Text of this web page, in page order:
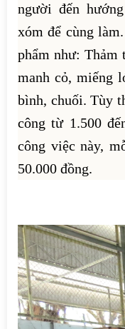
người đến
xóm để cùng
phẩm như: Thảm
manh cỏ, miếng
bình, chuối. Tùy
công từ 1.500
công việc này,
50.000 đồng.